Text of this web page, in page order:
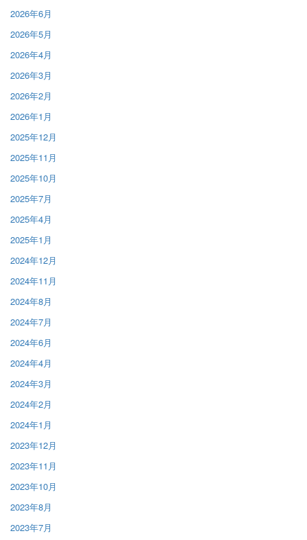
2026年6月
2026年5月
2026年4月
2026年3月
2026年2月
2026年1月
2025年12月
2025年11月
2025年10月
2025年7月
2025年4月
2025年1月
2024年12月
2024年11月
2024年8月
2024年7月
2024年6月
2024年4月
2024年3月
2024年2月
2024年1月
2023年12月
2023年11月
2023年10月
2023年8月
2023年7月